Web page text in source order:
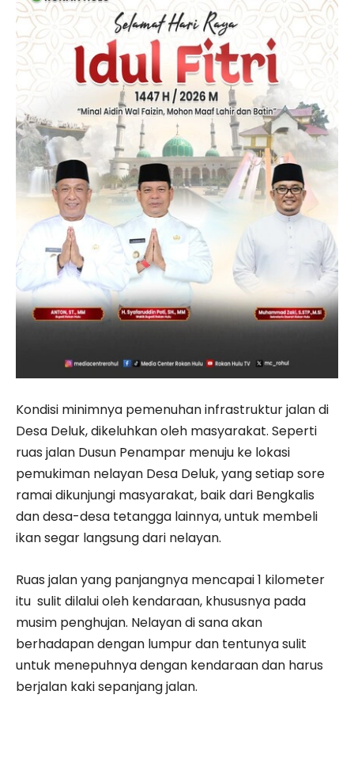
Kondisi minimnya pemenuhan infrastruktur jalan di
Desa Deluk, dikeluhkan oleh masyarakat. Seperti
ruas jalan Dusun Penampar menuju ke lokasi
pemukiman nelayan Desa Deluk, yang setiap sore
ramai dikunjungi masyarakat, baik dari Bengkalis
dan desa-desa tetangga lainnya, untuk membeli
ikan segar langsung dari nelayan.
Ruas jalan yang panjangnya mencapai 1 kilometer
itu sulit dilalui oleh kendaraan, khususnya pada
musim penghujan. Nelayan di sana akan
berhadapan dengan lumpur dan tentunya sulit
untuk menepuhnya dengan kendaraan dan harus
berjalan kaki sepanjang jalan.